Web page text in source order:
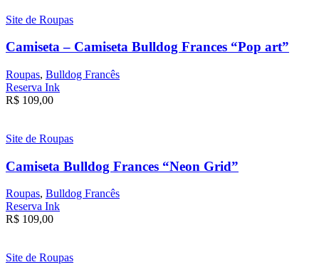
Site de Roupas
Camiseta – Camiseta Bulldog Frances “Pop art”
Roupas, Bulldog Francês
Reserva Ink
R$ 109,00
Site de Roupas
Camiseta Bulldog Frances “Neon Grid”
Roupas, Bulldog Francês
Reserva Ink
R$ 109,00
Site de Roupas